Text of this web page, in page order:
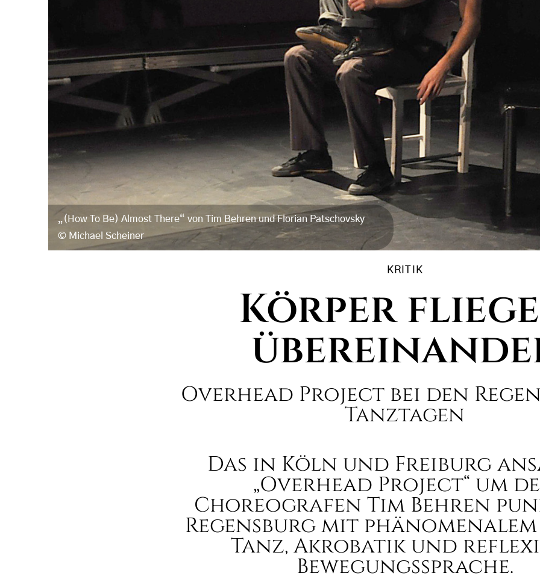
„(How To Be) Almost There“ von Tim Behren und Florian Patschovsky
Michael Scheiner
KRITIK
Körper
Overhead Project bei den
Tanztagen
Das in Köln und Freiburg
„Overhead Project“ um
Choreografen Tim Behren
Regensburg mit
Tanz, Akrobatik und
Bewegungssprache.